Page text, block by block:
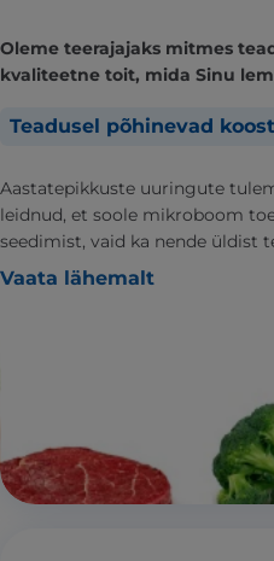
Oleme teerajajaks mitmes
kvaliteetne toit, mida Sinu
Teadusel põhinevad
Aastatepikkuste uuringute
leidnud, et soole mikroboom
seedimist, vaid ka nende üldist
Vaata lähemalt